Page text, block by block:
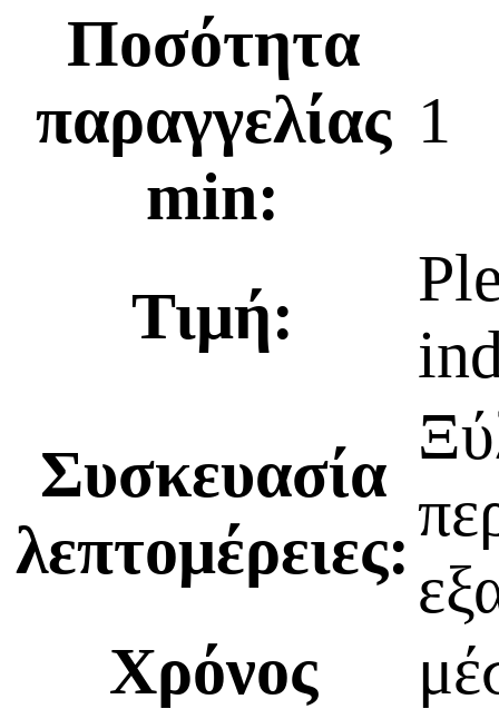
Ποσότητα
παραγγελίας
min:
1
Τιμή:
Συσκευασία
λεπτομέρειες:
Χρόνος